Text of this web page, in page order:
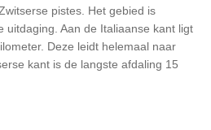
pistes. Het gebied is
uitdaging. Aan de Italiaanse kant ligt
Deze leidt helemaal naar
kant is de langste afdaling 15